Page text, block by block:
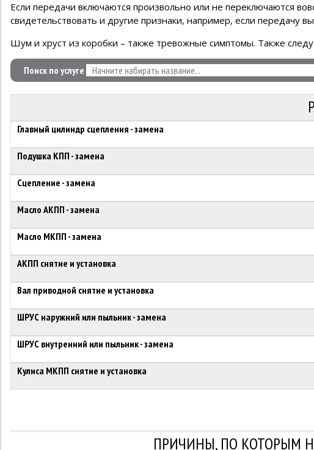
Если передачи включаются произвольно или не переключаются
свидетельствовать и другие признаки, например, если передачу
Шум и хруст из коробки – также тревожные симптомы. Также
Поиск по услуге
Главный цилиндр сцепления - замена
Подушка КПП - замена
Сцепление - замена
Масло АКПП - замена
Масло МКПП - замена
АКПП снятие и установка
Вал приводной снятие и установка
ШРУС наружний или пыльник - замена
ШРУС внутренний или пыльник - замена
Кулиса МКПП снятие и установка
ПРИЧИНЫ, ПО КОТОРЫМ